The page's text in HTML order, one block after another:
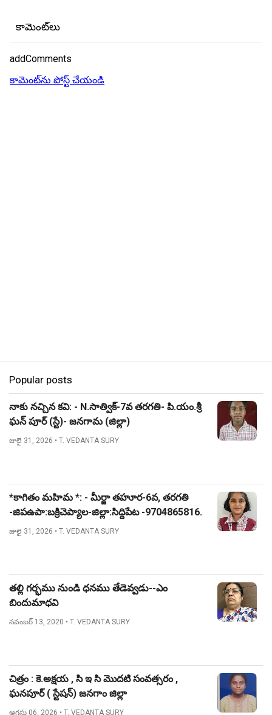
కామెంట్‌లు
addComments
కామెంట్‌ను పోస్ట్ చేయండి
Popular posts
నాకు నచ్చిన కవి: - N.సాత్విక్-7వ తరగతి- పి.యం.శ్రీ
ఘన్ పూర్ (స్టే)- జనగామ (జిల్లా)
జులై 31, 2026 • T. VEDANTA SURY
*కాగితం మహిమ *: - మీర్జా తహూర-6వ, తరగతి
-జిపఉపా:బక్రిచెప్యాల-జిల్లా:సిద్దిపేట -9704865816.
జులై 31, 2026 • T. VEDANTA SURY
తల్లి గర్భము నుండి ధనము తేడెవ్వడు--ఎం
బిందుమాధవి
నవంబర్ 13, 2020 • T. VEDANTA SURY
చిత్రం : కె.అక్షయ , సి ఇ సి మొదటి సంవత్సరం ,
ఘనపూర్ ( స్టేషన్) జనగాం జిల్లా
ఆగస్టు 06, 2026 • T. VEDANTA SURY